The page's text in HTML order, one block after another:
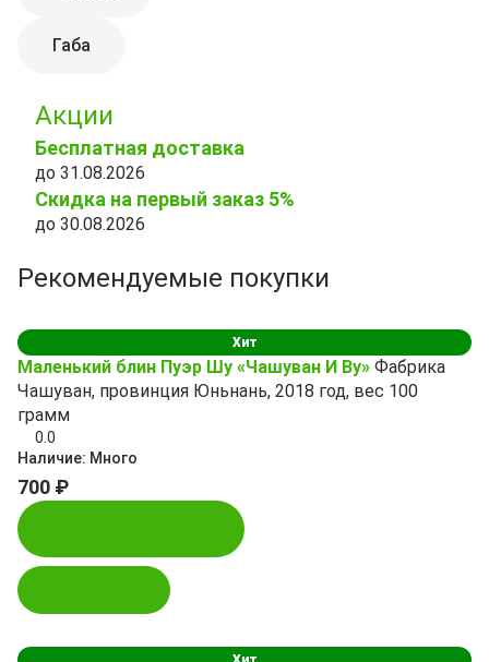
Габа
Акции
Бесплатная доставка
до 31.08.2026
Скидка на первый заказ 5%
до 30.08.2026
Рекомендуемые покупки
Хит
Маленький блин Пуэр Шу «Чашуван И Ву» Фабрика
Чашуван, провинция Юньнань, 2018 год, вес 100
грамм
0.0
Наличие: Много
700 ₽